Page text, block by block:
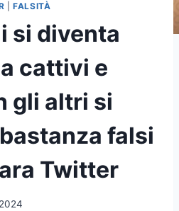
|FALSITÀ
si diventa
cattivi e
gli altri si
falsi
Twitter